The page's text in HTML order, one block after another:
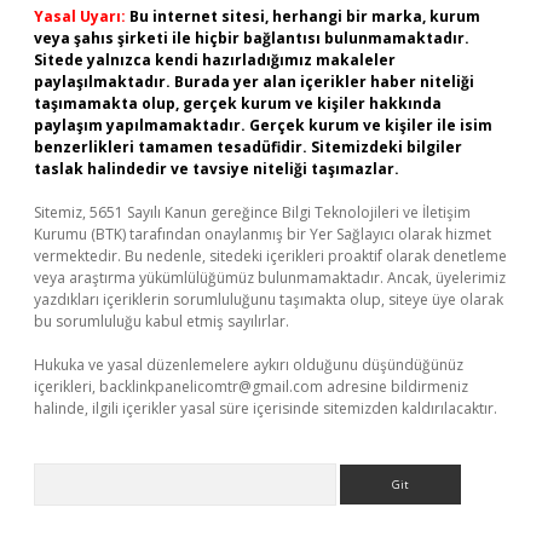
Yasal Uyarı: Bu internet sitesi, herhangi bir marka, kurum
veya şahıs şirketi ile hiçbir bağlantısı bulunmamaktadır.
Sitede yalnızca kendi hazırladığımız makaleler
paylaşılmaktadır. Burada yer alan içerikler haber niteliği
taşımamakta olup, gerçek kurum ve kişiler hakkında
paylaşım yapılmamaktadır. Gerçek kurum ve kişiler ile isim
benzerlikleri tamamen tesadüfidir. Sitemizdeki bilgiler
taslak halindedir ve tavsiye niteliği taşımazlar.
Sitemiz, 5651 Sayılı Kanun gereğince Bilgi Teknolojileri ve İletişim
Kurumu (BTK) tarafından onaylanmış bir Yer Sağlayıcı olarak hizmet
vermektedir. Bu nedenle, sitedeki içerikleri proaktif olarak denetleme
veya araştırma yükümlülüğümüz bulunmamaktadır. Ancak, üyelerimiz
yazdıkları içeriklerin sorumluluğunu taşımakta olup, siteye üye olarak
bu sorumluluğu kabul etmiş sayılırlar.
Hukuka ve yasal düzenlemelere aykırı olduğunu düşündüğünüz
içerikleri, backlinkpanelicomtr@gmail.com adresine bildirmeniz
halinde, ilgili içerikler yasal süre içerisinde sitemizden kaldırılacaktır.